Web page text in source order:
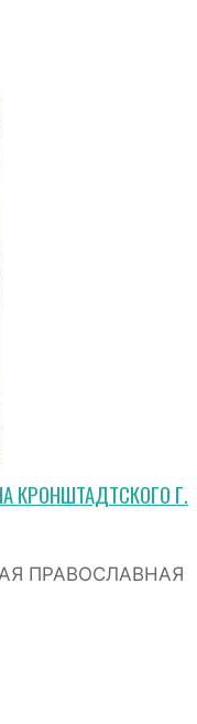
КРОНШТАДТСКОГО Г.
ПРАВОСЛАВНАЯ